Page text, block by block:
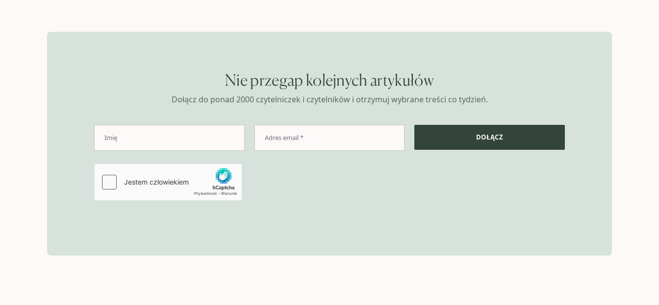
Nie przegap kolejnych artykułów
Dołącz do ponad 2000 czytelniczek i czytelników i otrzymuj wybrane treści co tydzień.